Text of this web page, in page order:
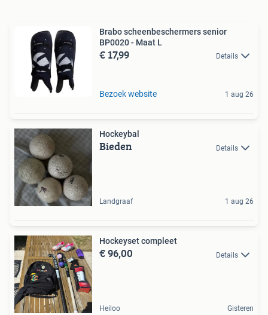
Brabo scheenbeschermers senior
BP0020 - Maat L
€ 17,99 Details
Bezoek website 1 aug 26
Hockeybal
Bieden Details
Landgraaf 1 aug 26
Hockeyset compleet
€ 96,00 Details
Heiloo Gisteren